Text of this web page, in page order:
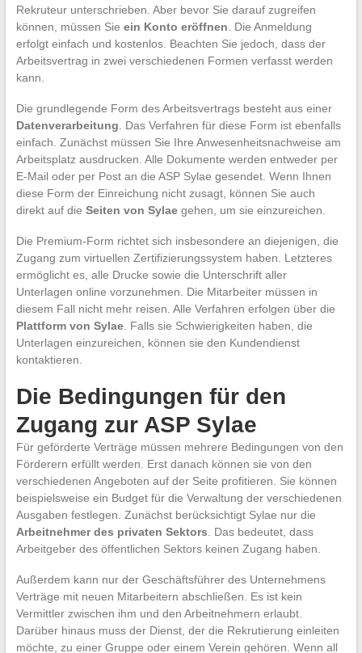
Rekruteur unterschrieben. Aber bevor Sie darauf zugreifen
können, müssen Sie ein Konto eröffnen . Die Anmeldung
erfolgt einfach und kostenlos. Beachten Sie jedoch, dass der
Arbeitsvertrag in zwei verschiedenen Formen verfasst werden
kann.
Die grundlegende Form des Arbeitsvertrags besteht aus einer
Datenverarbeitung . Das Verfahren für diese Form ist ebenfalls
einfach. Zunächst müssen Sie Ihre Anwesenheitsnachweise am
Arbeitsplatz ausdrucken. Alle Dokumente werden entweder per
E-Mail oder per Post an die ASP Sylae gesendet. Wenn Ihnen
diese Form der Einreichung nicht zusagt, können Sie auch
direkt auf die Seiten von Sylaegehen, um sie einzureichen.
Die Premium-Form richtet sich insbesondere an diejenigen, die
Zugang zum virtuellen Zertifizierungssystem haben. Letzteres
ermöglicht es, alle Drucke sowie die Unterschrift aller
Unterlagen online vorzunehmen. Die Mitarbeiter müssen in
diesem Fall nicht mehr reisen. Alle Verfahren erfolgen über die
Plattform von Sylae. Falls sie Schwierigkeiten haben, die
Unterlagen einzureichen, können sie den Kundendienst
kontaktieren.
Die Bedingungen für den
Zugang zur ASP Sylae
Für geförderte Verträge müssen mehrere Bedingungen von den
Förderern erfüllt werden. Erst danach können sie von den
verschiedenen Angeboten auf der Seite profitieren. Sie können
beispielsweise ein Budget für die Verwaltung der verschiedenen
Ausgaben festlegen. Zunächst berücksichtigt Sylae nur die
Arbeitnehmer des privaten Sektors . Das bedeutet, dass
Arbeitgeber des öffentlichen Sektors keinen Zugang haben.
Außerdem kann nur der Geschäftsführer des Unternehmens
Verträge mit neuen Mitarbeitern abschließen. Es ist kein
Vermittler zwischen ihm und den Arbeitnehmern erlaubt.
Darüber hinaus muss der Dienst, der die Rekrutierung einleiten
möchte, zu einer Gruppe oder einem Verein gehören. Wenn all